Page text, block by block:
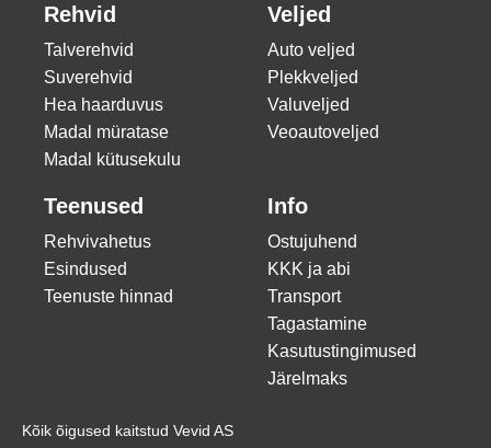
Rehvid
Talverehvid
Suverehvid
Hea haarduvus
Madal müratase
Madal kütusekulu
Veljed
Auto veljed
Plekkveljed
Valuveljed
Veoautoveljed
Teenused
Rehvivahetus
Esindused
Teenuste hinnad
Info
Ostujuhend
KKK ja abi
Transport
Tagastamine
Kasutustingimused
Järelmaks
Kõik õigused kaitstud Vevid AS